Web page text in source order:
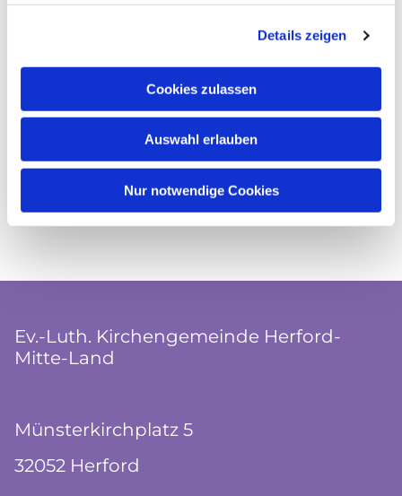
Details zeigen
Cookies zulassen
Auswahl erlauben
Nur notwendige Cookies
Ev.-Luth. Kirchengemeinde Herford-
Mitte-Land
Münsterkirchplatz 5
32052 Herford